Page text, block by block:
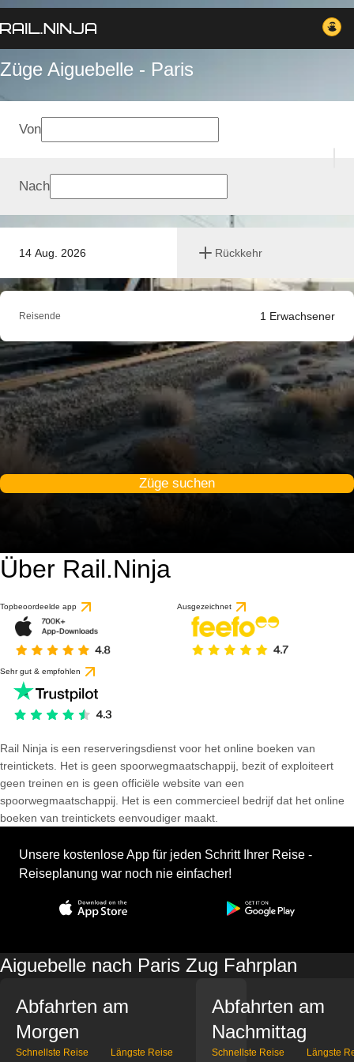
Züge Aiguebelle - Paris
14 Aug. 2026 Rückkehr
Von
Nach
Reisende 1 Erwachsener
Züge suchen
Über Rail.Ninja
Topbeoordeelde app Ausgezeichnet
Sehr gut & empfohlen
Rail Ninja is een reserveringsdienst voor het online boeken van
treintickets. Het is geen spoorwegmaatschappij, bezit of exploiteert
geen treinen en is geen officiële website van een
spoorwegmaatschappij. Het is een commercieel bedrijf dat het online
boeken van treintickets eenvoudiger maakt.
Unsere kostenlose App für jeden Schritt Ihrer Reise -
Reiseplanung war noch nie einfacher!
Aiguebelle nach Paris Zug Fahrplan
Abfahrten am
Morgen
Schnellste Reise Längste Reise
Abfahrten am
Nachmittag
Schnellste Reise Längste